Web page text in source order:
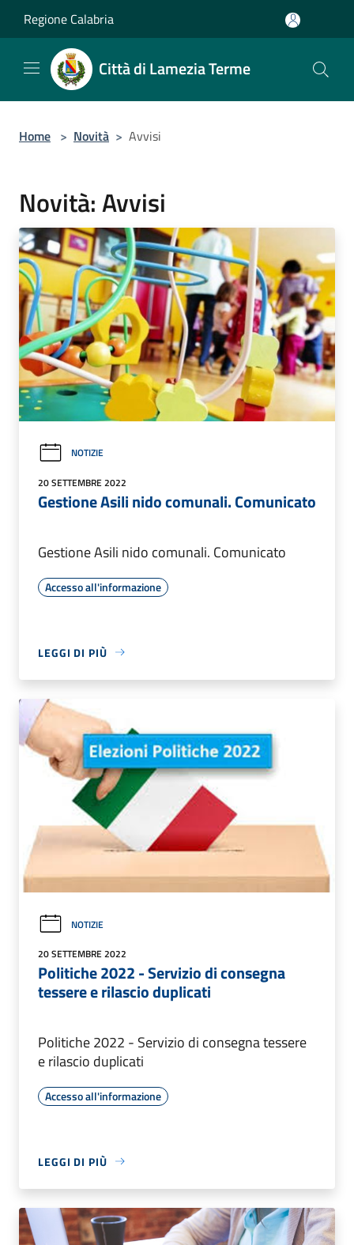
Regione Calabria
Città di Lamezia Terme
Home > Novità > Avvisi
Novità: Avvisi
NOTIZIE
20 SETTEMBRE 2022
Gestione Asili nido comunali. Comunicato
Gestione Asili nido comunali. Comunicato
Accesso all'informazione
LEGGI DI PIÙ
NOTIZIE
20 SETTEMBRE 2022
Politiche 2022 - Servizio di consegna
tessere e rilascio duplicati
Politiche 2022 - Servizio di consegna tessere
e rilascio duplicati
Accesso all'informazione
LEGGI DI PIÙ